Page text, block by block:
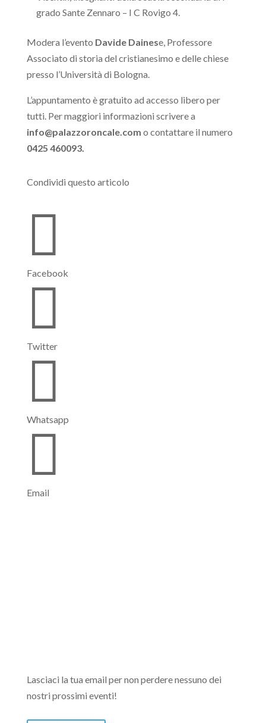
grado Sante Zennaro – I C Rovigo 4.
Modera l’evento Davide Dainese, Professore
Associato di storia del cristianesimo e delle chiese
presso l’Università di Bologna.
L’appuntamento è gratuito ad accesso libero per
tutti. Per maggiori informazioni scrivere a
info@palazzoroncale.com o contattare il numero
0425 460093.
Condividi questo articolo

Facebook

Twitter

Whatsapp

Email
Lasciaci la tua email per non perdere nessuno dei
nostri prossimi eventi!